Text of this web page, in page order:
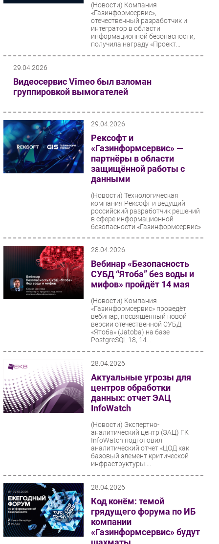
(Новости) Компания
«Газинформсервис»,
отечественный разработчик и
интегратор в области
информационной безопасности,
получила награду «Проект...
29.04.2026
Видеосервис Vimeo был взломан
группировкой вымогателей
29.04.2026
Рексофт и
«Газинформсервис» —
партнёры в области
защищённой работы с
данными
(Новости) Технологическая
компания Рексофт и ведущий
российский разработчик решений
в сфере информационной
безопасности «Газинформсервис»
28.04.2026
Вебинар «Безопасность
СУБД “Ятоба” без воды и
мифов» пройдёт 14 мая
(Новости) Компания
«Газинформсервис» проведёт
вебинар, посвящённый новой
версии отечественной СУБД
«Ятоба» (Jatoba) на базе
PostgreSQL 18, 14...
28.04.2026
Актуальные угрозы для
центров обработки
данных: отчет ЭАЦ
InfoWatch
(Новости) Экспертно-
аналитический центр (ЭАЦ) ГК
InfoWatch подготовил
аналитический отчет «ЦОД как
базовый элемент критической
инфраструктуры....
28.04.2026
Код конём: темой
грядущего форума по ИБ
компании
«Газинформсервис» будут